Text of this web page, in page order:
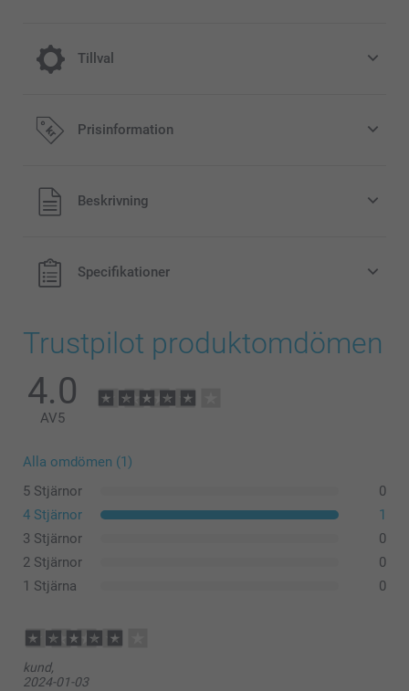
Tillval
Monteringssystem
Prisinformation
Alla priser är i svenska kronor (SEK), inklusive moms och
exklusive porto.
Beskrivning
Specifikationer
Trustpilot produktomdömen
4.0
AV5
Alla omdömen (1)
5 Stjärnor
0
4 Stjärnor
1
3 Stjärnor
0
2 Stjärnor
0
1 Stjärna
0
kund,
2024-01-03